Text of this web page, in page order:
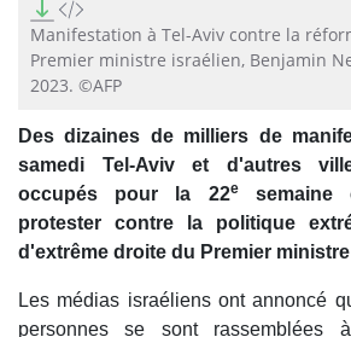
seconds
of
seconds
Manifestation à Tel-Aviv contre la
Premier ministre israélien, Benjamin
2023. ©AFP
Des dizaines de milliers de
samedi Tel-Aviv et d'autres
occupés pour la 22esemaine
protester contre la politique
d'extrême droite du Premier
Les médias israéliens ont annoncé
personnes se sont rassemblées